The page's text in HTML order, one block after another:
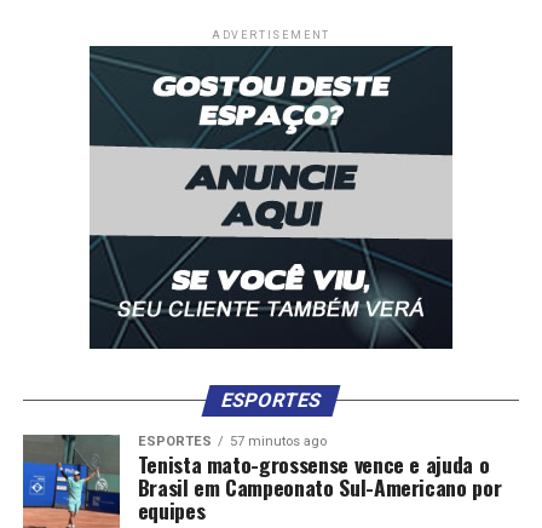
ADVERTISEMENT
ESPORTES
ESPORTES 57 minutos ago
Tenista mato-grossense vence e ajuda o
Brasil em Campeonato Sul-Americano por
equipes